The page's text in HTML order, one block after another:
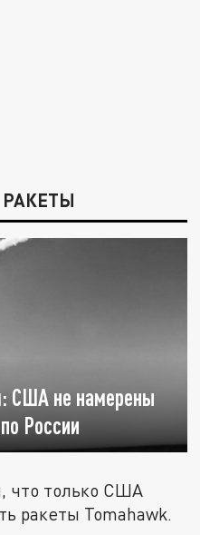
США не намерены
России
что только США
ракеты Tomahawk.